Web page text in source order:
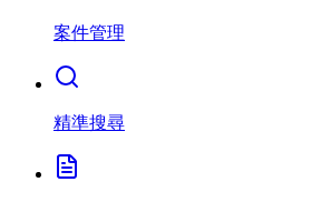
案件管理
精準搜尋